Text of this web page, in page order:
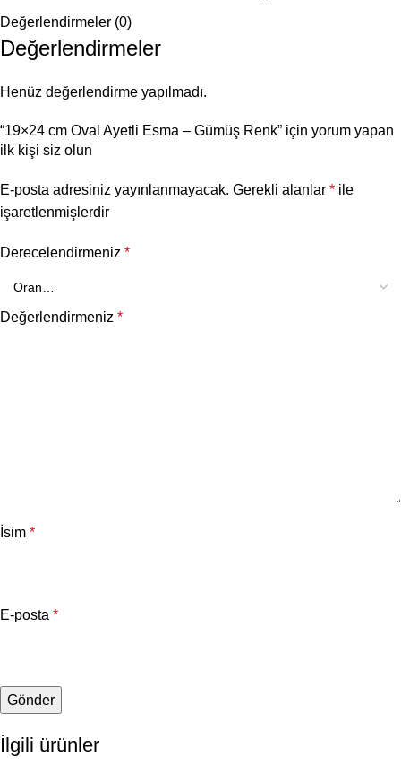
Değerlendirmeler (0)
Değerlendirmeler
Henüz değerlendirme yapılmadı.
“19×24 cm Oval Ayetli Esma – Gümüş Renk” için yorum yapan
ilk kişi siz olun
E-posta adresiniz yayınlanmayacak. Gerekli alanlar * ile
işaretlenmişlerdir
Derecelendirmeniz *
Değerlendirmeniz *
İsim *
E-posta *
İlgili ürünler